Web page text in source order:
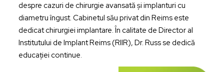
despre cazuri de chirurgie avansată și implanturi cu
diametru îngust. Cabinetul său privat din Reims este
dedicat chirurgiei implantare. În calitate de Director al
Institutului de Implant Reims (RIIR), Dr. Russ se dedică
educației continue.